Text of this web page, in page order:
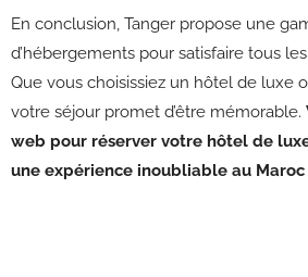
En conclusion, Tanger propose une
d’hébergements pour satisfaire tous
Que vous choisissiez un hôtel de luxe
votre séjour promet d’être mémorable.
web pour réserver votre hôtel de
une expérience inoubliable au Maroc